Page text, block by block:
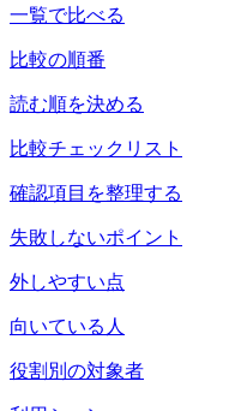
一覧で比べる
比較の順番
読む順を決める
比較チェックリスト
確認項目を整理する
失敗しないポイント
外しやすい点
向いている人
役割別の対象者